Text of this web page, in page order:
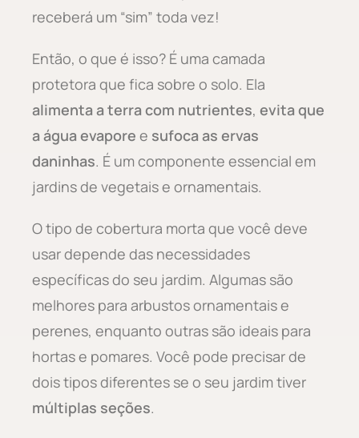
receberá um “sim” toda vez!
Então, o que é isso? É uma camada
protetora que fica sobre o solo. Ela
alimenta a terra com nutrientes, evita que
a água evapore e sufoca as ervas
daninhas. É um componente essencial em
jardins de vegetais e ornamentais.
O tipo de cobertura morta que você deve
usar depende das necessidades
específicas do seu jardim. Algumas são
melhores para arbustos ornamentais e
perenes, enquanto outras são ideais para
hortas e pomares. Você pode precisar de
dois tipos diferentes se o seu jardim tiver
múltiplas seções.